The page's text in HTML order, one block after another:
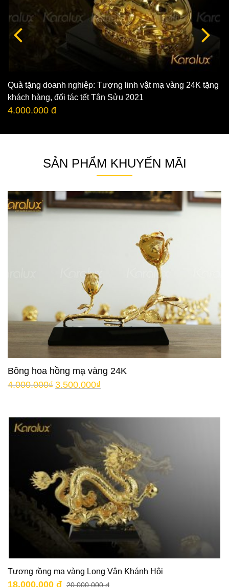
Quà tặng doanh nghiệp: Tượng linh vật mạ vàng 24K tặng
khách hàng, đối tác tết Tân Sửu 2021
4.000.000 đ
SẢN PHẨM KHUYẾN MÃI
Bông hoa hồng mạ vàng 24K
4.000.000₫ 3.500.000₫
Tượng rồng mạ vàng Long Vân Khánh Hội
18.000.000 đ 20.000.000 đ